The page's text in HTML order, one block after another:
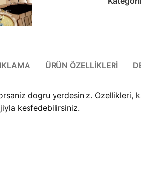
ÜRÜN ÖZELLIKLERI
dogru yerdesiniz.
kesfedebilirsiniz.